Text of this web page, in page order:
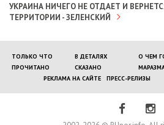
УКРАИНА НИЧЕГО НЕ ОТДАЕТ И
ТЕРРИТОРИИ - ЗЕЛЕНСКИЙ
ТОЛЬКО ЧТО В ДЕТАЛЯХ О ЧЕМ
ПРОЧИТАНО
СКАЗАНО
РЕКЛАМА НА САЙТЕ
ПРЕСС-РЕЛИЗЫ